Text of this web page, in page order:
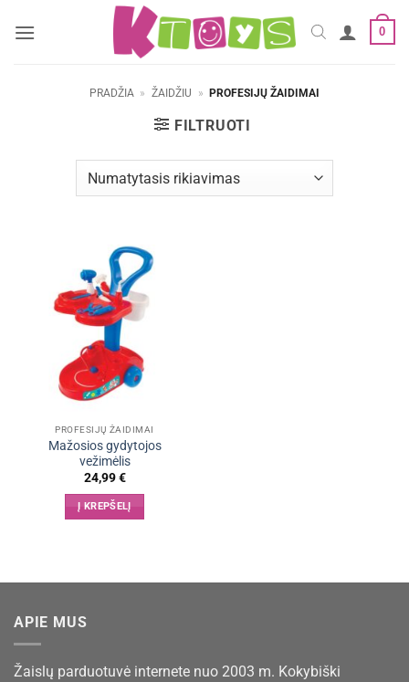
0
PRADŽIA » ŽAIDŽIU » PROFESIJŲ ŽAIDIMAI
FILTRUOTI
PROFESIJŲ ŽAIDIMAI
Mažosios gydytojos
vežimėlis
24,99€
Į KREPŠELĮ
APIE MUS
Žaislų parduotuvė internete nuo 2003 m. Kokybiški